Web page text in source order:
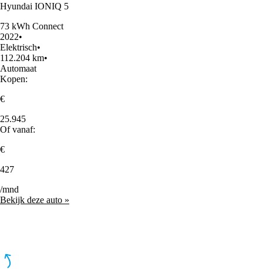
Hyundai IONIQ 5
73 kWh Connect
2022•
Elektrisch•
112.204 km•
Automaat
Kopen:
€
25.945
Of vanaf:
€
427
/mnd
Bekijk deze auto »